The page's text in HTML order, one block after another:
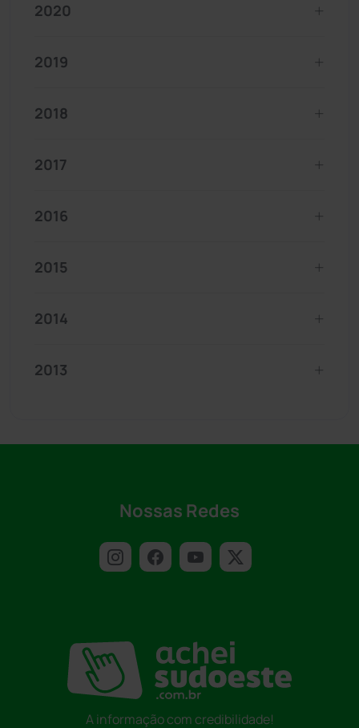
2020
2019
2018
2017
2016
2015
2014
2013
Nossas Redes
A informação com credibilidade!